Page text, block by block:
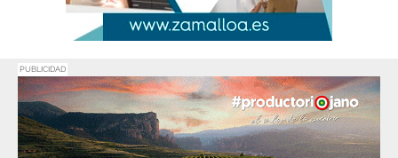
PUBLICIDAD